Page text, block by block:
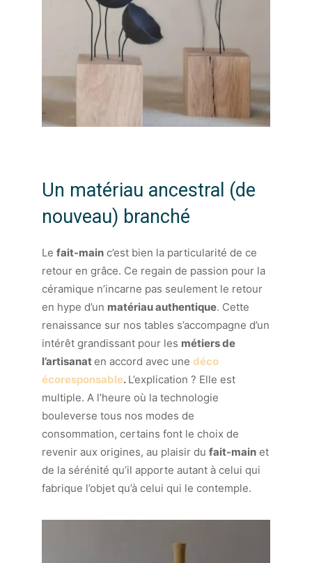
Un matériau ancestral (de
nouveau) branché
Le fait-main c’est bien la particularité de ce
retour en grâce. Ce regain de passion pour la
céramique n’incarne pas seulement le retour
en hype d’un matériau authentique. Cette
renaissance sur nos tables s’accompagne d’un
intérêt grandissant pour les métiers de
l’artisanaten accord avec une déco
écoresponsable. L’explication ? Elle est
multiple. A l’heure où la technologie
bouleverse tous nos modes de
consommation, certains font le choix de
revenir aux origines, au plaisir du fait-main et
de la sérénité qu’il apporte autant à celui qui
fabrique l’objet qu’à celui qui le contemple.